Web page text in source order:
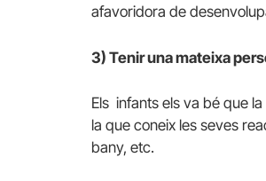
afavoridora de
3) Tenir una mateixa
Els infants els va bé que
la que coneix les seves
bany, etc.